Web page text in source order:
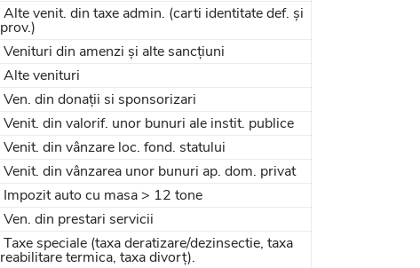
Alte venit. din taxe admin. (carti identitate def. și
prov.)
Venituri din amenzi și alte sancțiuni
Alte venituri
Ven. din donații si sponsorizari
Venit. din valorif. unor bunuri ale instit. publice
Venit. din vânzare loc. fond. statului
Venit. din vânzarea unor bunuri ap. dom. privat
Impozit auto cu masa > 12 tone
Ven. din prestari servicii
Taxe speciale (taxa deratizare/dezinsectie, taxa
reabilitare termica, taxa divorț).